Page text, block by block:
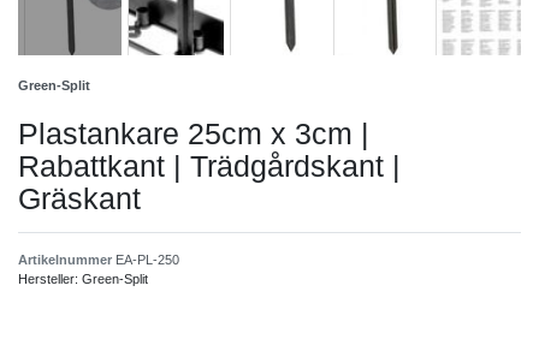
Green-Split
Plastankare 25cm x 3cm |
Rabattkant | Trädgårdskant |
Gräskant
Artikelnummer EA-PL-250
Hersteller: Green-Split